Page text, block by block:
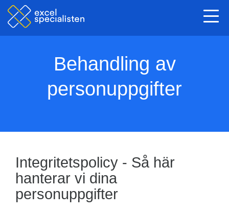
Behandling av
personuppgifter
Integritetspolicy - Så här
hanterar vi dina
personuppgifter